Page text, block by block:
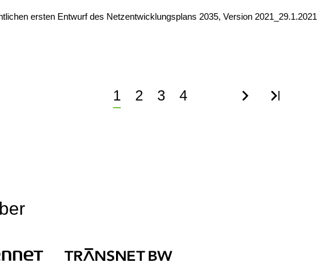
ersten Entwurf des Netzentwicklungsplans 2035, Version 2021_29.1.2021
Aktuelle
1 Page
2 Page
3 Page
4
NächsteLetzte